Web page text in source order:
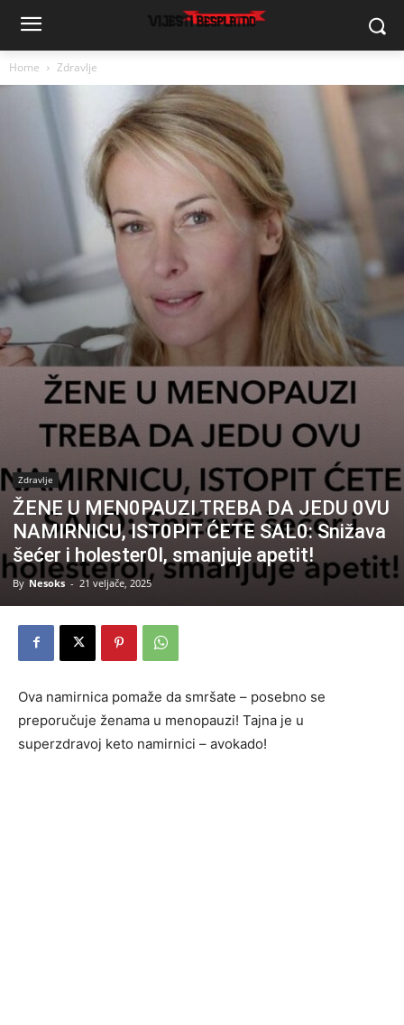
Home Zdravlje
Zdravlje
ŽENE U MEN0PAUZI TREBA DA JEDU 0VU
NAMIRNICU, IST0PIT ĆETE SAL0: Snižava
šećer i holester0l, smanjuje apetit!
By Nesoks - 21 veljače, 2025
Ova namirnica pomaže da smršate – posebno se
preporučuje ženama u menopauzi! Tajna je u
superzdravoj keto namirnici – avokado!